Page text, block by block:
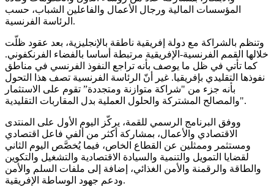
المؤسسات المالية ورجال الأعمال والفاعلين الشباب، حسب
الرئاسة الفرنسية.
وتنظم بالشراكة مع دولة إفريقية ناطقة بالإنجليزية، بعد عقود ظلّت
خلالها القمم الفرنسية-الإفريقية مرتبطة أساسا بالفضاء الفرنكفوني.
كما تأتي في ظل ما يوصف بأنه تراجع النفوذ الفرنسي في مناطق
نفوذها التقليدي بإفريقيا. غير أنّ الرئاسة الفرنسية تصف هذا التحول
بأنه جزء من "شراكة متوازنة ومتجددة” تقوم على الاستثمار
والمصالح المشتركة والحلول العملية بدل المقاربات التقليدية".
ووفق البرنامج الرسمي للقمة، يركّز اليوم الأول على المنتدى
الاقتصادي والأعمال، بمشاركة أكثر من ألفي فاعل اقتصادي
ومستثمر وممثلين عن القطاع الخاص، فيما يُخصَّص اليوم الثاني
لقضايا التمويل والتنمية والسيادة الاقتصادية والتشغيل والتكوين
والطاقة والرقمنة والأمن الغذائي، إضافة إلى ملفات السلم والأمن
ودعم جهود الوساطة الإفريقية.